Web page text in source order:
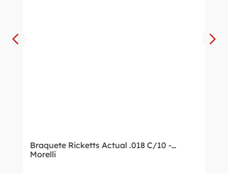
Braquete Ricketts Actual .018 C/10 -
Morelli